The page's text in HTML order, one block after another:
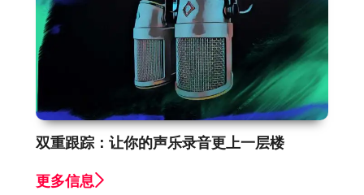
双重跟踪：让你的声乐录音更上一层楼
更多信息